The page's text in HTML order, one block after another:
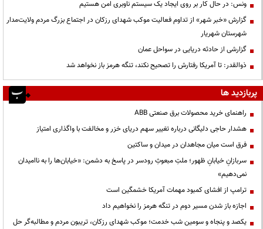
ونس: در حال کار بر روی ایجاد یک سیستم ناوبری امن هستیم
گزارش «خبر شهر» از تداوم فعالیت موکب شهدای رزکان در اجتماع بزرگ مردم ولایت‌مدار
شهرستان شهریار
گزارشی از حادثه دریایی در سواحل عمان
ذوالقدر: تا آمریکا رفتارش را تصحیح نکند، تنگه هرمز باز نخواهد شد
پربازدید ها
راهنمای خرید محصولات برق صنعتی ABB
هشدار حاجی دلیگانی درباره تغییر سهم دریای خزر و مخالفت با واگذاری امتیاز
فرق است میان مجاهدان در میدان و ساکتین
سربازانِ خیابانِ ظهور؛ ملتِ مبعوثِ رودسر در پاسخ به دشمن: «خیابان‌ها را به ناامیدان
نمی‌دهیم»
ترامپ از افشای کمبود مهمات آمریکا خشمگین است
اجازه باز شدن مسیر دوم در تنگه هرمز را نخواهیم داد
یکصد و پنجاه و سومین شب خدمت؛ موکب شهدای رزکان، تریبون مردم و مطالبه‌گر حل